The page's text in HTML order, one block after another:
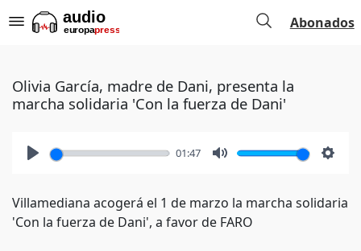
Abonados
Olivia García, madre de Dani, presenta la
marcha solidaria 'Con la fuerza de Dani'
01:47
Villamediana acogerá el 1 de marzo la marcha solidaria
'Con la fuerza de Dani', a favor de FARO